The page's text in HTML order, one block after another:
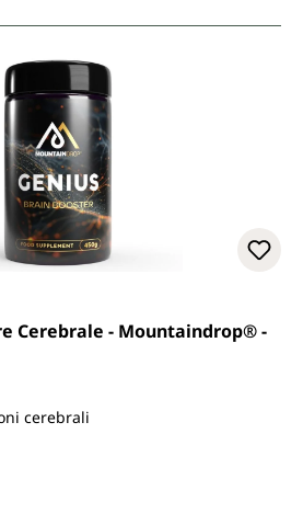
2 su 5 stelle
Cerebrale - Mountaindrop® -
cerebrali